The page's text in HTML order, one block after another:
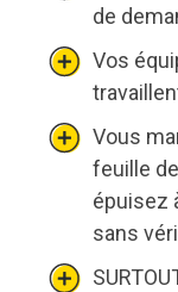
de
Vos
Vous
feuille
épuisez
sans